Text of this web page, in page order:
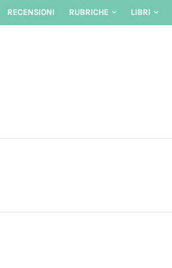
Skip
RECENSIONI RUBRICHE LIBRI